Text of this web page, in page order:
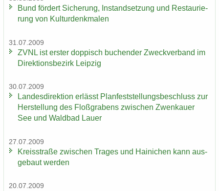
Bund för­dert Si­che­rung, In­stand­set­zung und Re­stau­rie­
rung von Kul­tur­denk­ma­len
31.07.2009
ZVNL ist ers­ter dop­pisch bu­chen­der Zweck­ver­band im
Di­rek­ti­ons­be­zirk Leip­zig
30.07.2009
Lan­des­di­rek­ti­on er­lässt Plan­fest­stel­lungs­be­schluss zur
Her­stel­lung des Floß­gra­bens zwi­schen Zwenkau­er
See und Wald­bad Lauer
27.07.2009
Kreis­stra­ße zwi­schen Tra­ges und Hai­ni­chen kann aus­
ge­baut wer­den
20.07.2009